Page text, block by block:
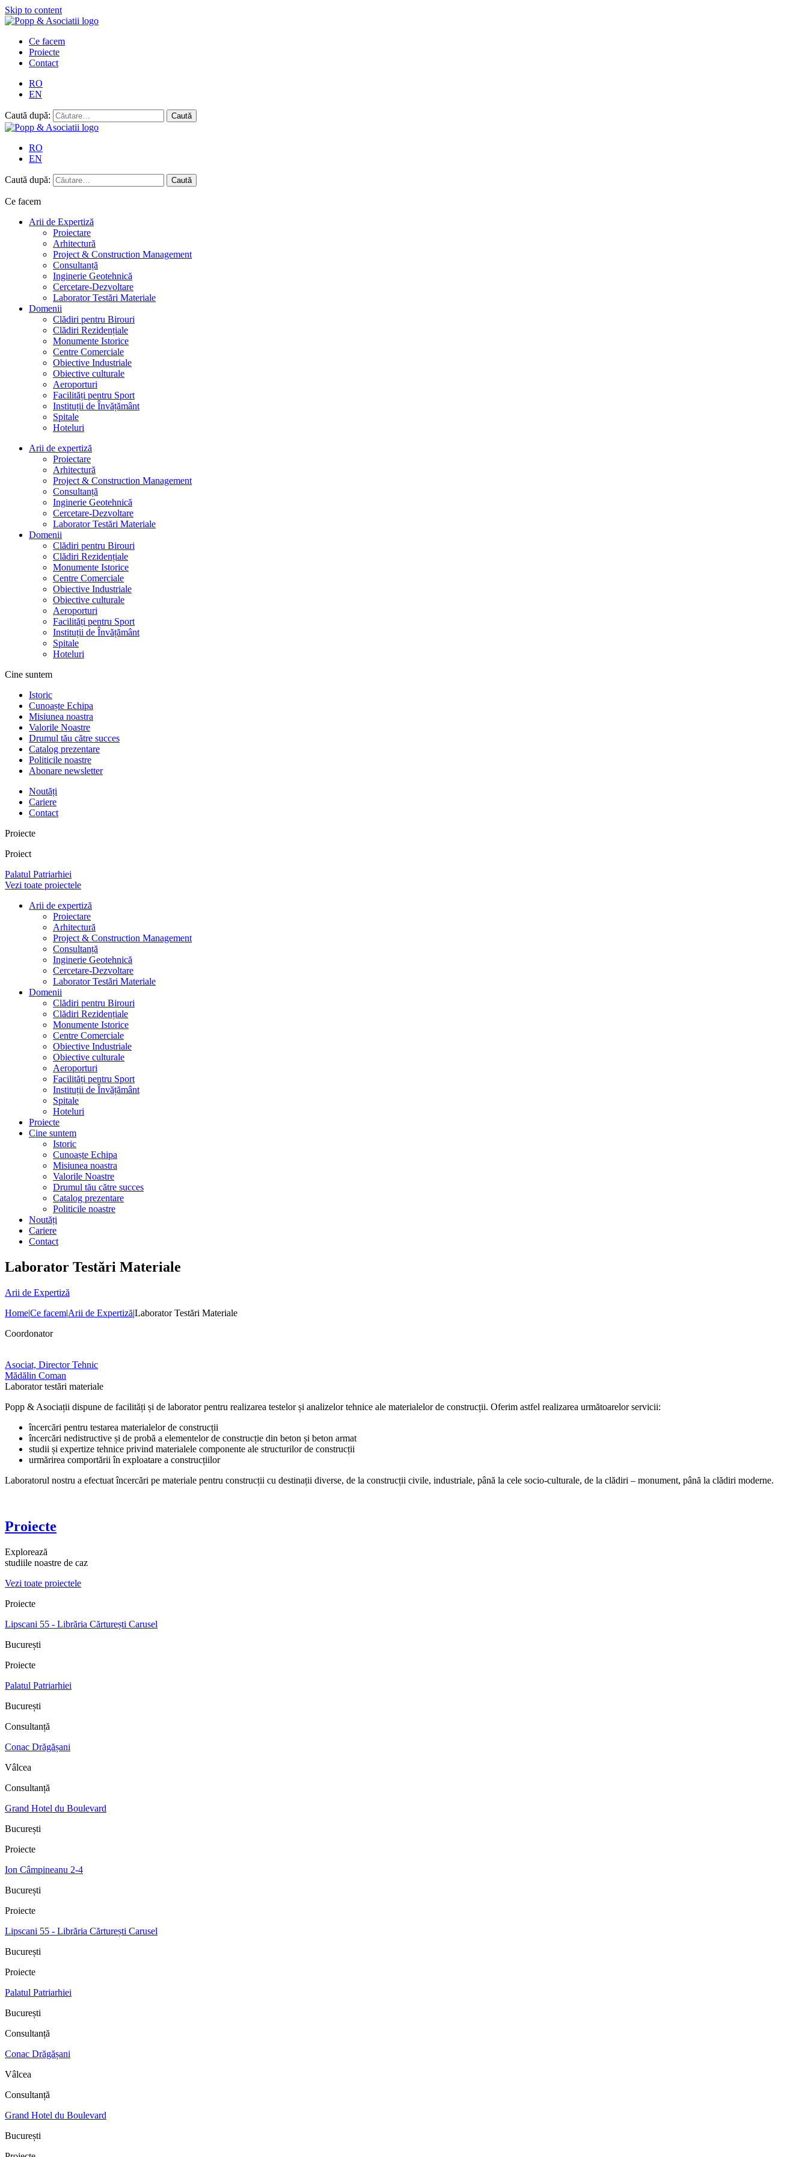
Skip to content
Ce facem
Proiecte
Contact
RO
EN
Caută după:
RO
EN
Caută după:
Ce facem
Arii de Expertiză
Proiectare
Arhitectură
Project & Construction Management
Consultanță
Inginerie Geotehnică
Cercetare-Dezvoltare
Laborator Testări Materiale
Domenii
Clădiri pentru Birouri
Clădiri Rezidențiale
Monumente Istorice
Centre Comerciale
Obiective Industriale
Obiective culturale
Aeroporturi
Facilități pentru Sport
Instituții de Învățământ
Spitale
Hoteluri
Arii de expertiză
Proiectare
Arhitectură
Project & Construction Management
Consultanță
Inginerie Geotehnică
Cercetare-Dezvoltare
Laborator Testări Materiale
Domenii
Clădiri pentru Birouri
Clădiri Rezidențiale
Monumente Istorice
Centre Comerciale
Obiective Industriale
Obiective culturale
Aeroporturi
Facilități pentru Sport
Instituții de Învățământ
Spitale
Hoteluri
Cine suntem
Istoric
Cunoaște Echipa
Misiunea noastra
Valorile Noastre
Drumul tău către succes
Catalog prezentare
Politicile noastre
Abonare newsletter
Noutăți
Cariere
Contact
Proiecte
Proiect
Palatul Patriarhiei
Vezi toate proiectele
Arii de expertiză
Proiectare
Arhitectură
Project & Construction Management
Consultanță
Inginerie Geotehnică
Cercetare-Dezvoltare
Laborator Testări Materiale
Domenii
Clădiri pentru Birouri
Clădiri Rezidențiale
Monumente Istorice
Centre Comerciale
Obiective Industriale
Obiective culturale
Aeroporturi
Facilități pentru Sport
Instituții de Învățământ
Spitale
Hoteluri
Proiecte
Cine suntem
Istoric
Cunoaște Echipa
Misiunea noastra
Valorile Noastre
Drumul tău către succes
Catalog prezentare
Politicile noastre
Noutăți
Cariere
Contact
Laborator Testări Materiale
Arii de Expertiză
Home|Ce facem|Arii de Expertiză|Laborator Testări Materiale
Coordonator
Asociat, Director Tehnic
Mădălin Coman
Laborator testări materiale
Popp & Asociații dispune de facilități și de laborator pentru realizarea testelor și analizelor tehnice ale materialelor de construcții. Oferim astfel realizarea următoarelor servicii:
încercări pentru testarea materialelor de construcții
încercări nedistructive și de probă a elementelor de construcție din beton și beton armat
studii și expertize tehnice privind materialele componente ale structurilor de construcții
urmărirea comportării în exploatare a construcțiilor
Laboratorul nostru a efectuat încercări pe materiale pentru construcții cu destinații diverse, de la construcții civile, industriale, până la cele socio-culturale, de la clădiri – monument, până la clădiri moderne.
Proiecte
Explorează
studiile noastre de caz
Vezi toate proiectele
Proiecte
Lipscani 55 - Librăria Cărturești Carusel
București
Proiecte
Palatul Patriarhiei
București
Consultanță
Conac Drăgășani
Vâlcea
Consultanță
Grand Hotel du Boulevard
București
Proiecte
Ion Câmpineanu 2-4
București
Proiecte
Lipscani 55 - Librăria Cărturești Carusel
București
Proiecte
Palatul Patriarhiei
București
Consultanță
Conac Drăgășani
Vâlcea
Consultanță
Grand Hotel du Boulevard
București